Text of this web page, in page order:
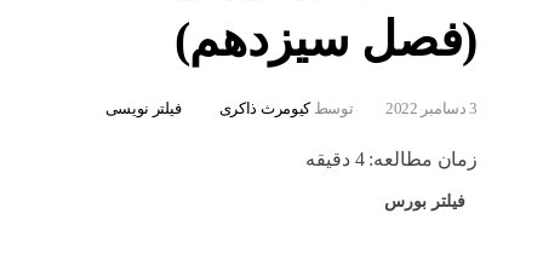
(فصل سیزدهم)
3 دسامبر 2022 توسط کیومرث ذاکری فیلتر نویسی
زمان مطالعه:4 دقیقه
فیلتر بورس